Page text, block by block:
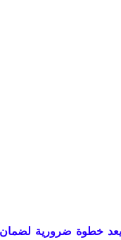
يعد خطوة ضرورية